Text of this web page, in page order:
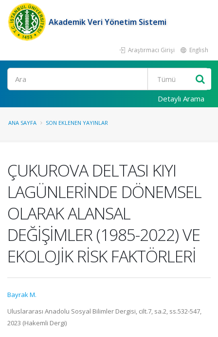
Akademik Veri Yönetim Sistemi
Araştırmacı Girişi English
Ara
Detaylı Arama
ANA SAYFA SON EKLENEN YAYINLAR
ÇUKUROVA DELTASI KIYI
LAGÜNLERİNDE DÖNEMSEL
OLARAK ALANSAL
DEĞİŞİMLER (1985-2022) VE
EKOLOJİK RİSK FAKTÖRLERİ
Bayrak M.
Uluslararası Anadolu Sosyal Bilimler Dergisi, cilt.7, sa.2, ss.532-547,
2023 (Hakemli Dergi)